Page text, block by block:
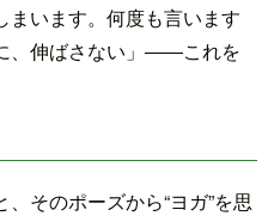
まいます。何度も言います
、伸ばさない」――これを
そのポーズから“ヨガ”を思